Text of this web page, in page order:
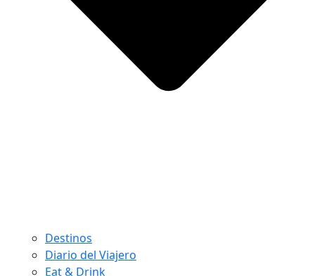
Destinos
Diario del Viajero
Eat & Drink